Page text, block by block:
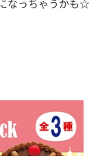
なっちゃうかも☆